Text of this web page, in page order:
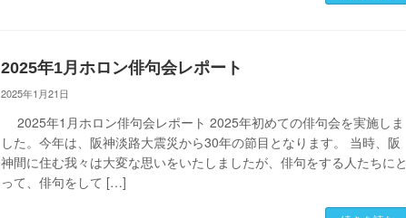
2025年1月ホロン俳句会レポート
2025年1月21日
2025年1月ホロン俳句会レポート 2025年初めての俳句会を実施しま
した。今年は、阪神淡路大震災から30年の節目となります。 当時、阪
神間に住む我々は大変な思いをいたしましたが、俳句をする人たちにと
って、俳句をして […]